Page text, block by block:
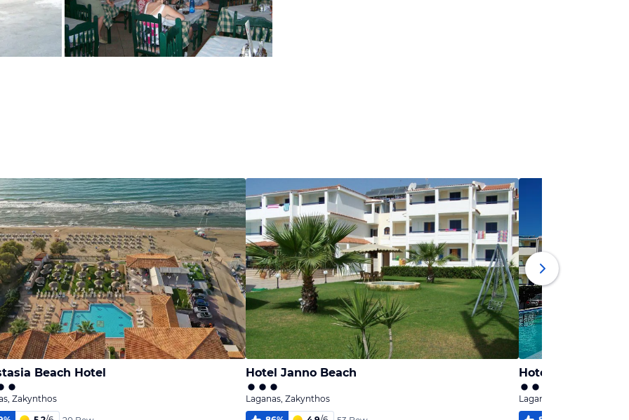
Beach Hotel
Zakynthos
Hotel Janno Beach
Laganas, Zakynthos
Hotel Andreolas
Laganas, Zakynthos